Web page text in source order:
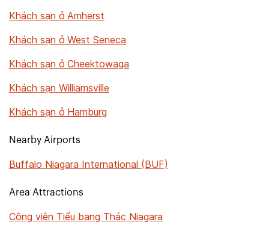
Khách sạn ở Amherst
Khách sạn ở West Seneca
Khách sạn ở Cheektowaga
Khách sạn Williamsville
Khách sạn ở Hamburg
Nearby Airports
Buffalo Niagara International (BUF)
Area Attractions
Công viên Tiểu bang Thác Niagara